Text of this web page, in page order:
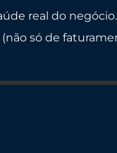
real do negócio.
só de